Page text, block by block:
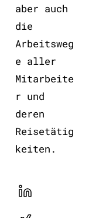
aber auch
die
Arbeitsweg
e aller
Mitarbeite
r und
deren
Reisetätig
keiten.
LinekdIn